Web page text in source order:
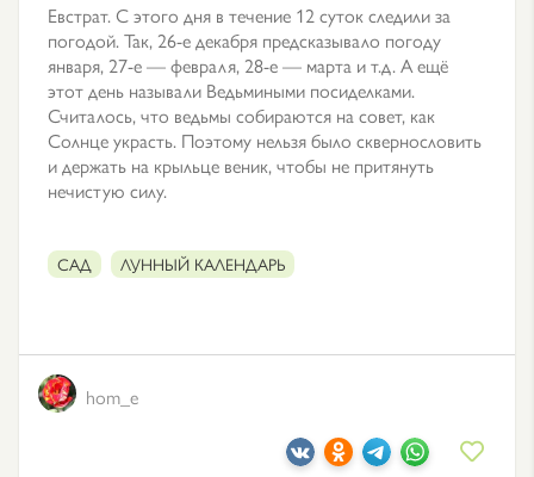
Евстрат. С этого дня в течение 12 суток следили за
погодой. Так, 26-е декабря предсказывало погоду
января, 27-е — февраля, 28-е — марта и т.д. А ещё
этот день называли Ведьмиными посиделками.
Считалось, что ведьмы собираются на совет, как
Солнце украсть. Поэтому нельзя было сквернословить
и держать на крыльце веник, чтобы не притянуть
нечистую силу.
САД ЛУННЫЙ КАЛЕНДАРЬ
hom_e